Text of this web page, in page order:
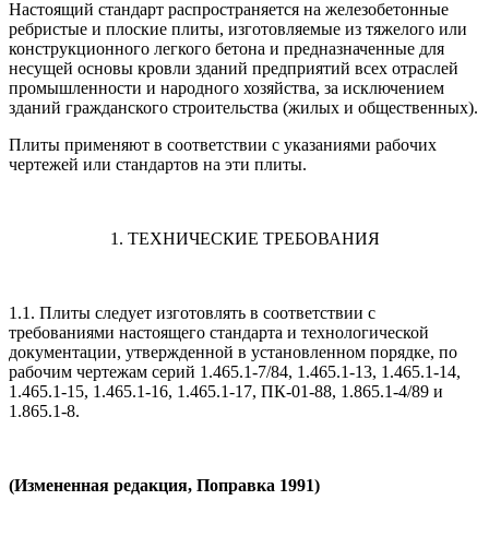
Настоящий стандарт распространяется на железобетонные
ребристые и плоские плиты, изготовляемые из тяжелого или
конструкционного легкого бетона и предназначенные для
несущей основы кровли зданий предприятий всех отраслей
промышленности и народного хозяйства, за исключением
зданий гражданского строительства (жилых и общественных).
Плиты применяют в соответствии с указаниями рабочих
чертежей или стандартов на эти плиты.
1. ТЕХНИЧЕСКИЕ ТРЕБОВАНИЯ
1.1. Плиты следует изготовлять в соответствии с
требованиями настоящего стандарта и технологической
документации, утвержденной в установленном порядке, по
рабочим чертежам серий 1.465.1-7/84, 1.465.1-13, 1.465.1-14,
1.465.1-15, 1.465.1-16, 1.465.1-17, ПК-01-88, 1.865.1-4/89 и
1.865.1-8.
(Измененная редакция, Поправка 1991)